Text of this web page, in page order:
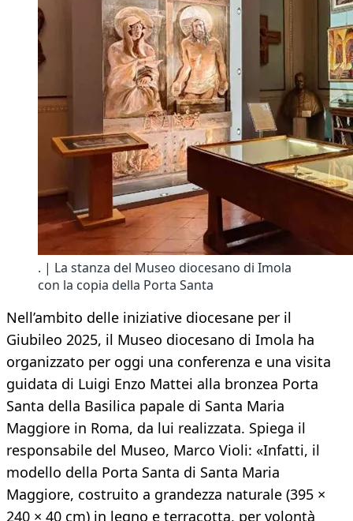
. | La stanza del Museo diocesano di Imola
con la copia della Porta Santa
Nell’ambito delle iniziative diocesane per il
Giubileo 2025, il Museo diocesano di Imola ha
organizzato per oggi una conferenza e una visita
guidata di Luigi Enzo Mattei alla bronzea Porta
Santa della Basilica papale di Santa Maria
Maggiore in Roma, da lui realizzata. Spiega il
responsabile del Museo, Marco Violi: «Infatti, il
modello della Porta Santa di Santa Maria
Maggiore, costruito a grandezza naturale (395 ×
240 × 40 cm) in legno e terracotta, per volontà